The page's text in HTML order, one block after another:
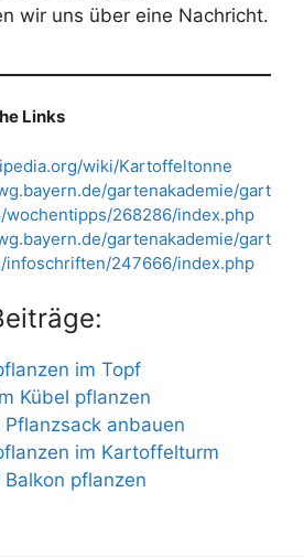
wir uns über eine Nachricht.
Links
wiki/Kartoffeltonne
gartenakademie/gart
wochentipps/268286/index.php
gartenakademie/gart
infoschriften/247666/index.php
im Topf
Kübel pflanzen
Pflanzsack anbauen
im Kartoffelturm
pflanzen